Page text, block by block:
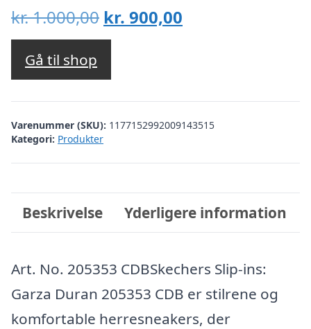
kr.1.000,00 Den
oprindelige
var:
kr. 1.000,00.
kr. 900,00
kr. 900,00.
Gå til shop
Varenummer (SKU): 1177152992009143515
Kategori: Produkter
Beskrivelse Yderligere information
Art. No. 205353 CDBSkechers Slip-ins:
Garza Duran 205353 CDB er stilrene og
komfortable herresneakers, der